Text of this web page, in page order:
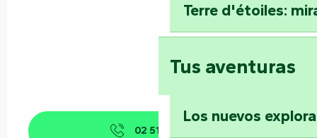
Terre d'étoiles:
Tus aventuras
Los nuevos
02 51 52 40